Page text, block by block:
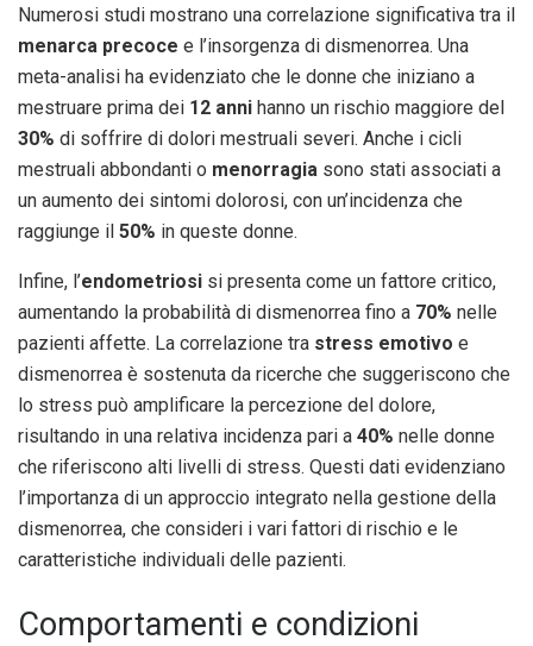
Numerosi studi mostrano una correlazione significativa tra il
menarca precoce e l’insorgenza di dismenorrea. Una
meta-analisi ha evidenziato che le donne che iniziano a
mestruare prima dei 12 anni hanno un rischio maggiore del
30% di soffrire di dolori mestruali severi. Anche i cicli
mestruali abbondanti o menorragia sono stati associati a
un aumento dei sintomi dolorosi, con un’incidenza che
raggiunge il 50% in queste donne.
Infine, l’endometriosi si presenta come un fattore critico,
aumentando la probabilità di dismenorrea fino a 70% nelle
pazienti affette. La correlazione tra stress emotivo e
dismenorrea è sostenuta da ricerche che suggeriscono che
lo stress può amplificare la percezione del dolore,
risultando in una relativa incidenza pari a 40% nelle donne
che riferiscono alti livelli di stress. Questi dati evidenziano
l’importanza di un approccio integrato nella gestione della
dismenorrea, che consideri i vari fattori di rischio e le
caratteristiche individuali delle pazienti.
Comportamenti e condizioni